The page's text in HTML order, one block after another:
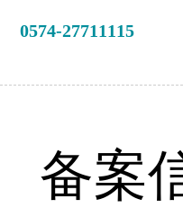
0574-27711115
备案